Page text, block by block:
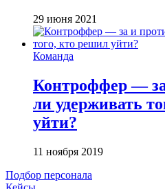
29 июня 2021
Команда
Контроффер —
ли удерживать
уйти?
11 ноября 2019
Подбор персонала